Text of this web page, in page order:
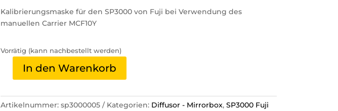
Kalibrierungsmaske für den SP3000 von Fuji bei Verwendung des
manuellen Carrier MCF10Y
Vorrätig (kann nachbestellt werden)
Kalibrierungsmaske
In den Warenkorb
Artikelnummer: sp3000005 Kategorien: Diffusor - Mirrorbox, SP3000 Fuji